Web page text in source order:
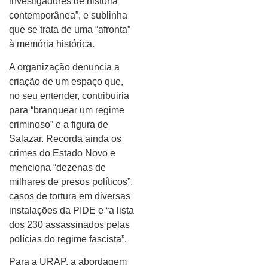
contemporânea”, e sublinha
que se trata de uma “afronta”
à memória histórica.
A organização denuncia a
criação de um espaço que,
no seu entender, contribuiria
para “branquear um regime
criminoso” e a figura de
Salazar. Recorda ainda os
crimes do Estado Novo e
menciona “dezenas de
milhares de presos políticos”,
casos de tortura em diversas
instalações da PIDE e “a lista
dos 230 assassinados pelas
polícias do regime fascista”.
Para a URAP, a abordagem